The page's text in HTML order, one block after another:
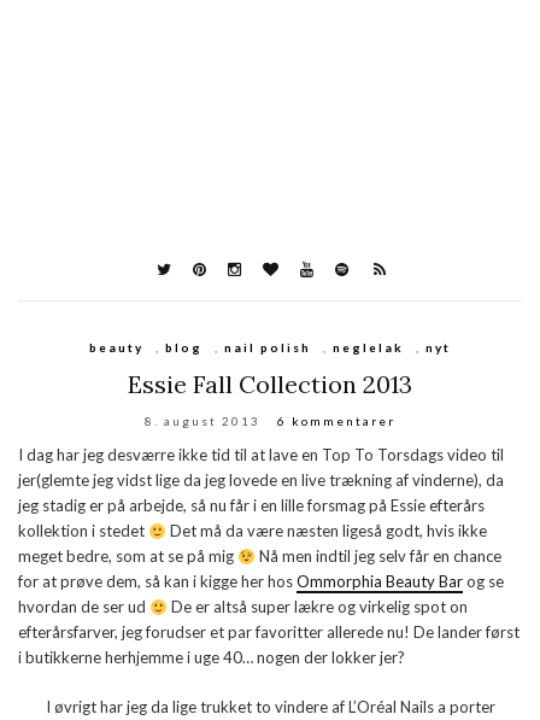
beauty , blog , nail polish , neglelak , nyt
Essie Fall Collection 2013
8. august 2013 6 kommentarer
I dag har jeg desværre ikke tid til at lave en Top To Torsdags video til
jer(glemte jeg vidst lige da jeg lovede en live trækning af vinderne), da
jeg stadig er på arbejde, så nu får i en lille forsmag på Essie efterårs
kollektion i stedet
Det må da være næsten ligeså godt, hvis ikke
meget bedre, som at se på mig
Nå men indtil jeg selv får en chance
for at prøve dem, så kan i kigge her hosOmmorphia Beauty Barog se
hvordan de ser ud
De er altså super lækre og virkelig spot on
efterårsfarver, jeg forudser et par favoritter allerede nu! De lander først
i butikkerne herhjemme i uge 40… nogen der lokker jer?
I øvrigt har jeg da lige trukket to vindere af L’Oréal Nails a porter